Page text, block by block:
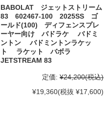
BABOLAT ジェットストリーム
83 602467-100 2025SS ゴ
ールド(100) ディフェンスプレ
ーヤー向け バドラケ バドミ
ントン バドミントンラケッ
ト ラケット バボラ
JETSTREAM 83
定価: ¥24,200(税込)
¥19,360(税抜 ¥17,600)